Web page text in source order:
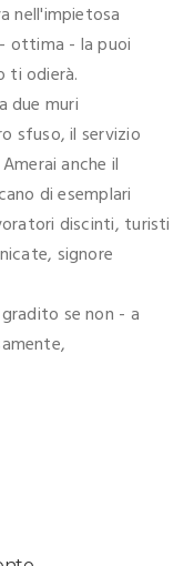
nell'impietosa
ottima - la puoi
ti odierà.
due muri
sfuso, il servizio
anche il
di esemplari
discinti, turisti
signore
se non - a